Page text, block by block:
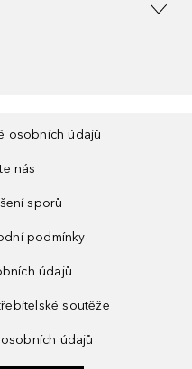
osobních údajů
nás
sporů
podmínky
údajů
soutěže
údajů